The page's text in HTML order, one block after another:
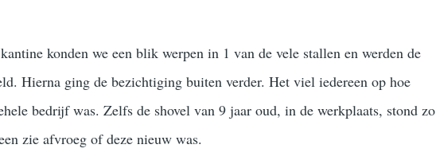
konden we een blik werpen in 1 van de vele stallen en werden de
Hierna ging de bezichtiging buiten verder. Het viel iedereen op hoe
bedrijf was. Zelfs de shovel van 9 jaar oud, in de werkplaats, stond zo
zie afvroeg of deze nieuw was.